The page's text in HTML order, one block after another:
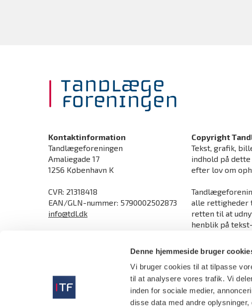
Denne hjemmeside bruger
Vi bruger cookies til at tilpasse
til at analysere vores trafik. Vi
inden for sociale medier,
disse data med andre
Kontaktinformation
Tandlægeforeningen
Amaliegade 17
1256 København K
CVR: 21318418
EAN/GLN-nummer: 5790002502873
info@tdl.dk
Man-torsdag kl. 9.00-16.00
Send sikker mail og upload dokumenter
sikkert
Tlf: 70 25 77 11
Copyright
Tekst, grafik,
indhold på
efter lov om
alle rettigheder
retten til at
henblik på
direktivets artikel